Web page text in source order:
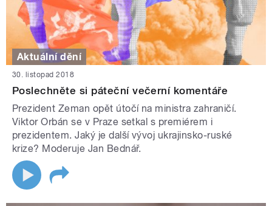
Aktuální dění
30. listopad 2018
Poslechněte si páteční večerní komentáře
Prezident Zeman opět útočí na ministra zahraničí.
Viktor Orbán se v Praze setkal s premiérem i
prezidentem. Jaký je další vývoj ukrajinsko-ruské
krize? Moderuje Jan Bednář.